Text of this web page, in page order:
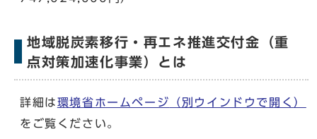
地域脱炭素移行・再エネ推進交付金（重
点対策加速化事業）とは
詳細は環境省ホームページ （別ウインドウで開く）
をご覧ください。